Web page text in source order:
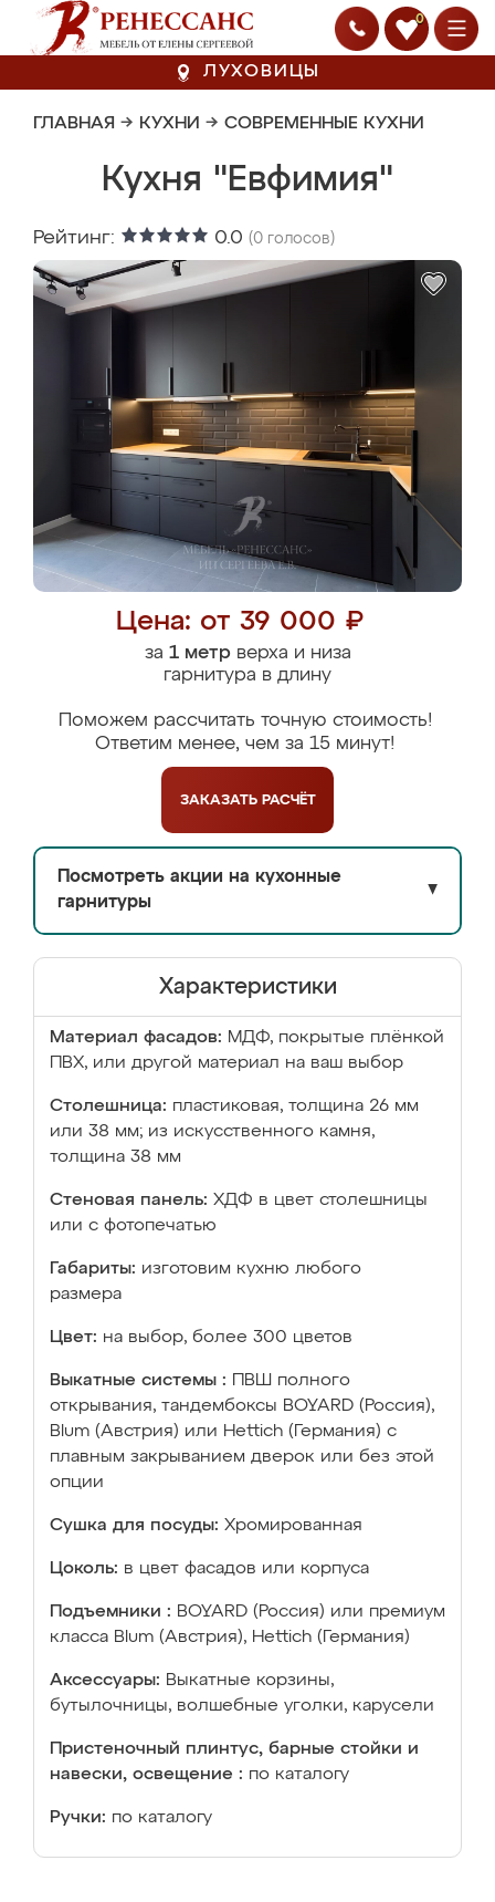
0
ЛУХОВИЦЫ
ГЛАВНАЯ → КУХНИ → СОВРЕМЕННЫЕ КУХНИ
Кухня "Евфимия"
Рейтинг: 0.0 (0 голосов)
Цена: от 39 000 ₽
за 1 метрверха и низа
гарнитура в длину
Поможем рассчитать точную стоимость!
Ответим менее, чем за 15 минут!
ЗАКАЗАТЬ РАСЧЁТ
Посмотреть акции на кухонные
гарнитуры
▼
Характеристики
Материал фасадов: МДФ, покрытые плёнкой
ПВХ, или другой материал на ваш выбор
Столешница: пластиковая, толщина 26 мм
или 38 мм; из искусственного камня,
толщина 38 мм
Стеновая панель: ХДФ в цвет столешницы
или с фотопечатью
Габариты: изготовим кухню любого
размера
Цвет: на выбор, более 300 цветов
Выкатные системы :
ПВШ полного
открывания, тандембоксы BOYARD (Россия),
Blum (Австрия) или Hettich (Германия) с
плавным закрыванием дверок или без этой
опции
Сушка для посуды: Хромированная
Цоколь: в цвет фасадов или корпуса
Подъемники : BOYARD (Россия) или премиум
класса Blum (Австрия), Hettich (Германия)
Аксессуары: Выкатные корзины,
бутылочницы, волшебные уголки, карусели
Пристеночный плинтус, барные стойки и
навески, освещение : по каталогу
Ручки: по каталогу